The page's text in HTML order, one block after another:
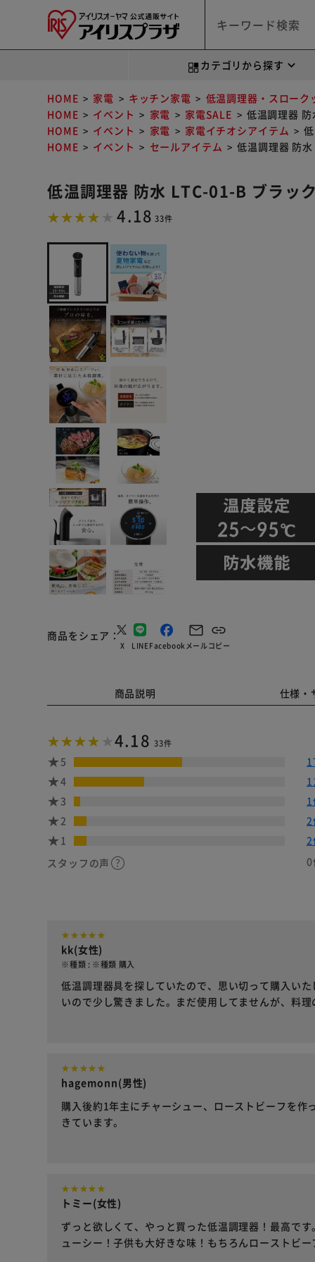
カテゴリから探す
HOME 家電 キッチン家電
低温調理器・スローク
HOME
イベント 家電 家電SALE
低温調理器
HOME
イベント 家電 家電イチオシアイテム
HOME
イベント セールアイテム 低温調理器 防
低温調理器 防水 LTC-01-B ブラッ
4.18 33件
商品をシェア
X LINEFacebookメールコピー
商品説明 仕様・
4.18 33件
5
4
3
2
2
1
2
スタッフの声
kk(女性)
※種類 : ※種類 購入
低温調理器具を探していたので、思い切って購入い
いので少し驚きました。まだ使用してませんが、料
hagemonn(男性)
購入後約1年主にチャーシュー、ローストビーフを
きています。
トミー(女性)
ずっと欲しくて、やっと買った低温調理器！最高で
ューシー！子供も大好きな味！もちろんローストビ